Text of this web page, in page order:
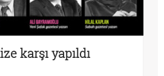
karşı yapıldı